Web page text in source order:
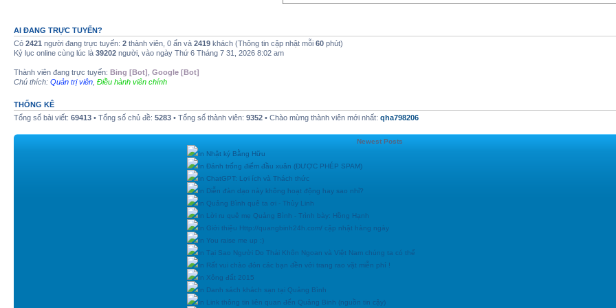
AI ĐANG TRỰC TUYẾN?
Có 2421 người đang trực tuyến: 2 thành viên, 0 ẩn và 2419 khách (Thông tin cập nhật mỗi 60 phút)
Kỷ lục online cùng lúc là 39202 người, vào ngày Thứ 6 Tháng 7 31, 2026 8:02 am
Thành viên đang trực tuyến: Bing [Bot] Google [Bot]
Chú thích: Quản trị viên Điều hành viên chính
THỐNG KÊ
Tổng số bài viết: 69413 • Tổng số chủ đề: 5283 • Tổng số thành viên: 9352 • Chào mừng thành viên mới nhất: qha798206
Newest Posts
In Nhật ký Bằng Hữu
In Đánh trống điểm đầu xuân (ĐƯỢC PHÉP SPAM)
In ChatGPT: Lợi ích và Thách thức
In Diễn đàn dạo này không hoạt động hay sao nhỉ?
In Quảng Bình quê ta ơi - Thùy Linh
In Lời ru quê mẹ Quảng Bình - Trình bày: Hồng Hạnh
In Giới thiệu Http://quangbinh24h.com/ cập nhật hàng ngày
In You raise me up :)
In Tại Sao Người Do Thái Khôn Ngoan và Việt Nam chúng ta có thể
In Rất vui chào đón các bạn đền với trang rao vặt miễn phí !
In Xông đất 2015
In Danh sách khách sạn tại Quảng Bình
In Link thông tin liên quan đến Quảng Binh (nguồn tin cậy)